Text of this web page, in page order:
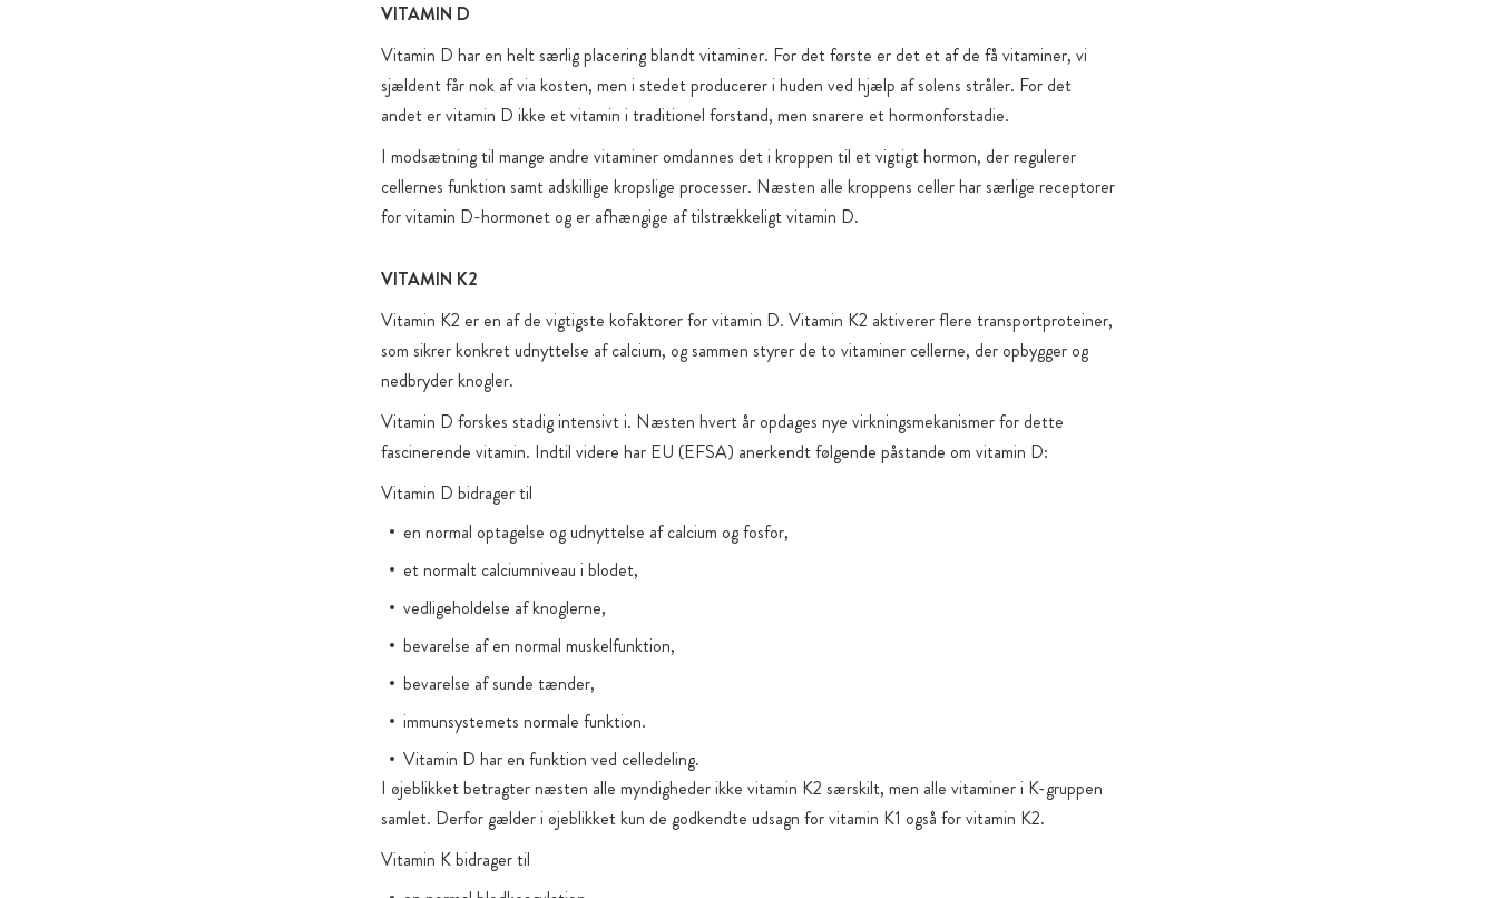
Vi undgår tilsat sukker og sødestoffer, hvor det er muligt. Vi bruger
dem kun bevidst og målrettet i udvalgte tilfælde – for eksempel når
funktionelle eller produktspecifikke årsager gør det nødvendigt
VITAMIN D
Vitamin D har en helt særlig placering blandt vitaminer. For det første er det et af de få vitaminer, vi
sjældent får nok af via kosten, men i stedet producerer i huden ved hjælp af solens stråler. For det
andet er vitamin D ikke et vitamin i traditionel forstand, men snarere et hormonforstadie.
I modsætning til mange andre vitaminer omdannes det i kroppen til et vigtigt hormon, der regulerer
cellernes funktion samt adskillige kropslige processer. Næsten alle kroppens celler har særlige receptorer
for vitamin D-hormonet og er afhængige af tilstrækkeligt vitamin D.
VITAMIN K2
Vitamin K2 er en af de vigtigste kofaktorer for vitamin D. Vitamin K2 aktiverer flere transportproteiner,
som sikrer konkret udnyttelse af calcium, og sammen styrer de to vitaminer cellerne, der opbygger og
nedbryder knogler.
Vitamin D forskes stadig intensivt i. Næsten hvert år opdages nye virkningsmekanismer for dette
fascinerende vitamin. Indtil videre har EU (EFSA) anerkendt følgende påstande om vitamin D:
Vitamin D bidrager til
en normal optagelse og udnyttelse af calcium og fosfor,
et normalt calciumniveau i blodet,
vedligeholdelse af knoglerne,
bevarelse af en normal muskelfunktion,
bevarelse af sunde tænder,
immunsystemets normale funktion.
Vitamin D har en funktion ved celledeling.
I øjeblikket betragter næsten alle myndigheder ikke vitamin K2 særskilt, men alle vitaminer i K-gruppen
samlet. Derfor gælder i øjeblikket kun de godkendte udsagn for vitamin K1 også for vitamin K2.
Vitamin K bidrager til